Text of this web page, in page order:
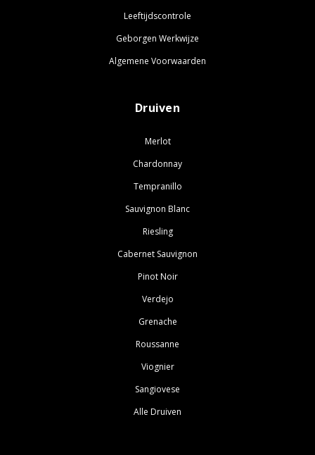
Leeftijdscontrole
Geborgen Werkwijze
Algemene Voorwaarden
Druiven
Merlot
Chardonnay
Tempranillo
Sauvignon Blanc
Riesling
Cabernet Sauvignon
Pinot Noir
Verdejo
Grenache
Roussanne
Viognier
Sangiovese
Alle Druiven